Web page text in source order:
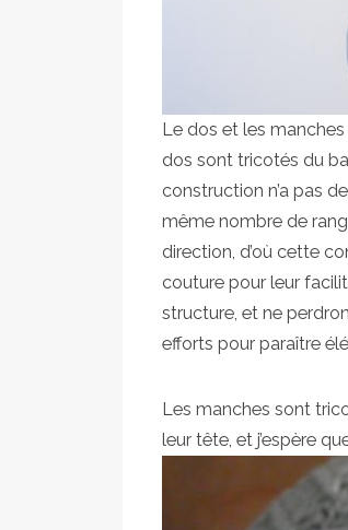
Le dos et les
dos sont tricotés du
construction n’a pas
même nombre de
direction, d’où cette
couture pour leur
structure, et ne
efforts pour paraître
Les manches sont
leur tête, et j’espère